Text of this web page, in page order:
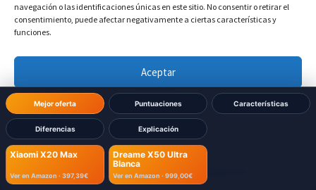
navegación o las identificaciones únicas en este sitio. No consentir o retirar el
consentimiento, puede afectar negativamente a ciertas características y
funciones.
Aceptar
Denegar
Ver preferencias
Política de cookies Política de Privacidad
Mejor oferta Puntuaciones Características
Diferencias Explicación
Xiaomi X20 Max
Ver en Amazon · 397,39€
Dreame X50 Ultra
Blanca
Ver en Amazon · 999,00€
Altura de la base DIFERENTE ?
Dreame X50 Ultra Blanca: 590,5 mm
Profundidad de la base DIFERENTE